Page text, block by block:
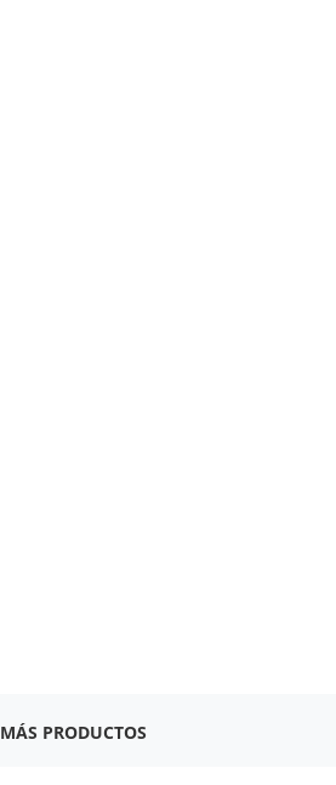
MÁS PRODUCTOS